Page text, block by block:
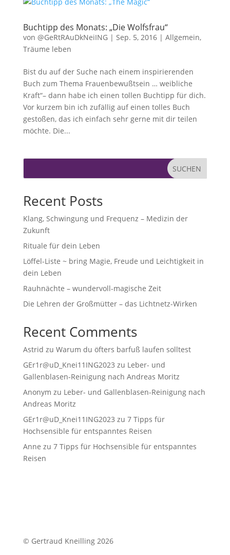
Buchtipp des Monats: „Die Wolfsfrau“
von @GeRtRAuDkNeiING| Sep. 5, 2016| Allgemein,
Träume leben
Bist du auf der Suche nach einem inspirierenden
Buch zum Thema Frauenbewußtsein … weibliche
Kraft“– dann habe ich einen tollen Buchtipp für dich.
Vor kurzem bin ich zufällig auf einen tolles Buch
gestoßen, das ich einfach sehr gerne mit dir teilen
möchte. Die...
SUCHEN
Recent Posts
Klang, Schwingung und Frequenz – Medizin der
Zukunft
Rituale für dein Leben
Löffel-Liste ~ bring Magie, Freude und Leichtigkeit in
dein Leben
Rauhnächte – wundervoll-magische Zeit
Die Lehren der Großmütter – das Lichtnetz-Wirken
Recent Comments
Astrid zu Warum du öfters barfuß laufen solltest
GEr1r@uD_Knei11ING2023 zu Leber- und
Gallenblasen-Reinigung nach Andreas Moritz
Anonym zu Leber- und Gallenblasen-Reinigung nach
Andreas Moritz
GEr1r@uD_Knei11ING2023 zu 7 Tipps für
Hochsensible für entspanntes Reisen
Anne zu 7 Tipps für Hochsensible für entspanntes
Reisen
© Gertraud Kneilling 2026